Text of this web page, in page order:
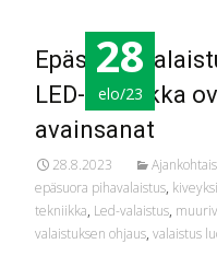
28
elo/23
Epäsuora
LED-tekniikka
avainsanat
28.8.2023
epäsuora pihavalaistus,
tekniikka, Led-valaistus,
valaistuksen ohjaus, valaistus